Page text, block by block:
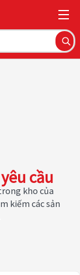
cầu
kho của
kiếm các sản